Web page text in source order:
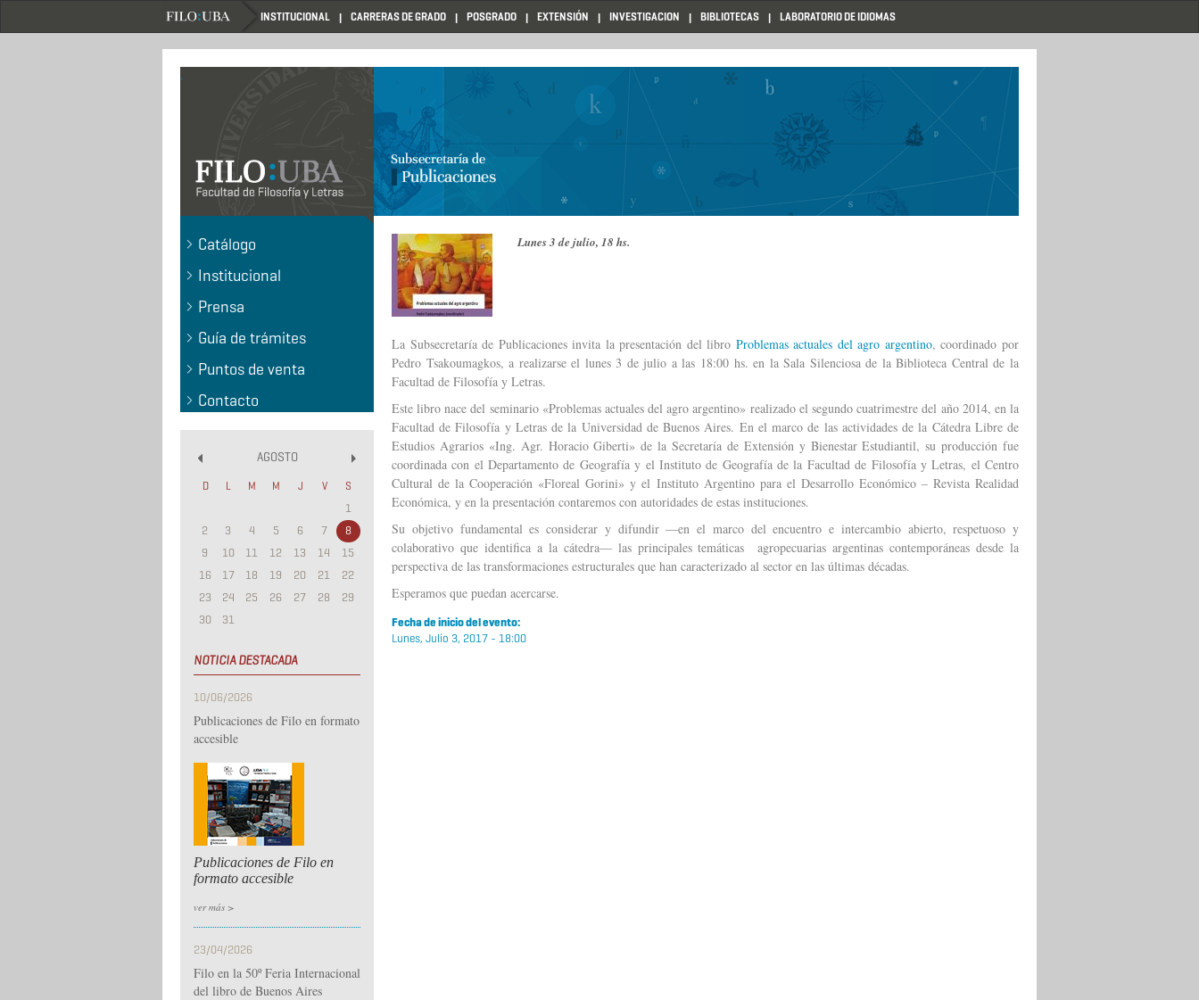
INSTITUCIONAL CARRERAS DE GRADO POSGRADO EXTENSIÓN INVESTIGACION BIBLIOTECAS LABORATORIO DE IDIOMAS
.
Catálogo
Institucional
Prensa
Guía de trámites
Puntos de venta
Contacto
AGOSTO
D L M M J V S
1
2
3 4 5 6 7
8
9
10 11 12 13 14
15
16
17 18 19 20 21
22
23
24 25 26 27 28
29
30
31
NOTICIA DESTACADA
10/06/2026
Publicaciones de Filo en formato
accesible
Publicaciones de Filo en
formato accesible
ver más >
23/04/2026
Filo en la 50º Feria Internacional
del libro de Buenos Aires
Lunes 3 de julio, 18 hs.
La Subsecretaría de Publicaciones invita la presentación del libro Problemas actuales del agro argentino, coordinado por
Pedro Tsakoumagkos, a realizarse el lunes 3 de julio a las 18:00 hs. en la Sala Silenciosa de la Biblioteca Central de la
Facultad de Filosofía y Letras.
Este libro nace del seminario «Problemas actuales del agro argentino» realizado el segundo cuatrimestre del año 2014, en la
Facultad de Filosofía y Letras de la Universidad de Buenos Aires. En el marco de las actividades de la Cátedra Libre de
Estudios Agrarios «Ing. Agr. Horacio Giberti» de la Secretaría de Extensión y Bienestar Estudiantil, su producción fue
coordinada con el Departamento de Geografía y el Instituto de Geografía de la Facultad de Filosofía y Letras, el Centro
Cultural de la Cooperación «Floreal Gorini» y el Instituto Argentino para el Desarrollo Económico – Revista Realidad
Económica, y en la presentación contaremos con autoridades de estas instituciones.
Su objetivo fundamental es considerar y difundir —en el marco del encuentro e intercambio abierto, respetuoso y
colaborativo que identifica a la cátedra— las principales temáticas agropecuarias argentinas contemporáneas desde la
perspectiva de las transformaciones estructurales que han caracterizado al sector en las últimas décadas.
Esperamos que puedan acercarse.
Fecha de inicio del evento:
Lunes, Julio 3, 2017 - 18:00